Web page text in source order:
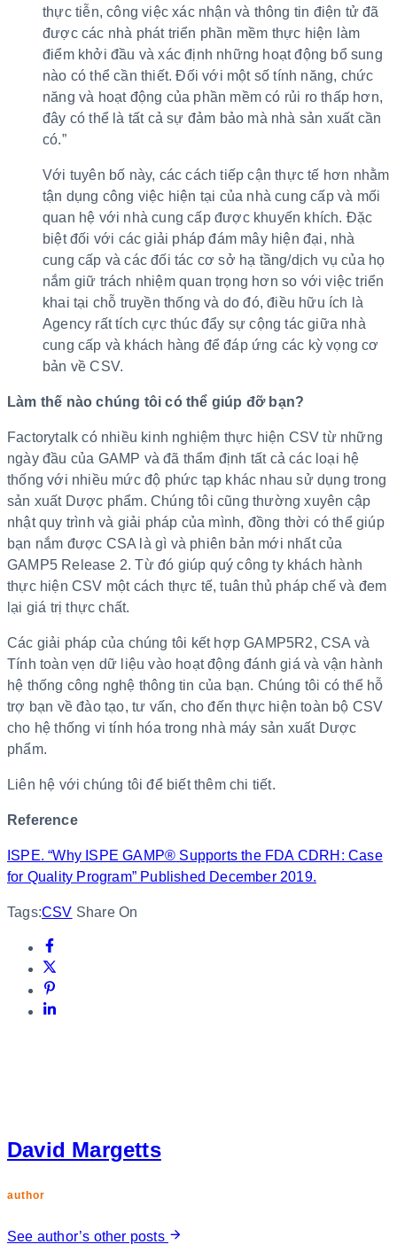
thực tiễn, công việc xác nhận và thông tin điện tử đã
được các nhà phát triển phần mềm thực hiện làm
điểm khởi đầu và xác định những hoạt động bổ sung
nào có thể cần thiết. Đối với một số tính năng, chức
năng và hoạt động của phần mềm có rủi ro thấp hơn,
đây có thể là tất cả sự đảm bảo mà nhà sản xuất cần
có.”
Với tuyên bố này, các cách tiếp cận thực tế hơn nhằm
tận dụng công việc hiện tại của nhà cung cấp và mối
quan hệ với nhà cung cấp được khuyến khích. Đặc
biệt đối với các giải pháp đám mây hiện đại, nhà
cung cấp và các đối tác cơ sở hạ tầng/dịch vụ của họ
nắm giữ trách nhiệm quan trọng hơn so với việc triển
khai tại chỗ truyền thống và do đó, điều hữu ích là
Agency rất tích cực thúc đẩy sự cộng tác giữa nhà
cung cấp và khách hàng để đáp ứng các kỳ vọng cơ
bản về CSV.
Làm thế nào chúng tôi có thể giúp đỡ bạn?
Factorytalk có nhiều kinh nghiệm thực hiện CSV từ những
ngày đầu của GAMP và đã thẩm định tất cả các loại hệ
thống với nhiều mức độ phức tạp khác nhau sử dụng trong
sản xuất Dược phẩm. Chúng tôi cũng thường xuyên cập
nhật quy trình và giải pháp của mình, đồng thời có thể giúp
bạn nắm được CSA là gì và phiên bản mới nhất của
GAMP5 Release 2. Từ đó giúp quý công ty khách hành
thực hiện CSV một cách thực tế, tuân thủ pháp chế và đem
lại giá trị thực chất.
Các giải pháp của chúng tôi kết hợp GAMP5R2, CSA và
Tính toàn vẹn dữ liệu vào hoạt động đánh giá và vận hành
hệ thống công nghệ thông tin của bạn. Chúng tôi có thể hỗ
trợ bạn về đào tạo, tư vấn, cho đến thực hiện toàn bộ CSV
cho hệ thống vi tính hóa trong nhà máy sản xuất Dược
phẩm.
Liên hệ với chúng tôi để biết thêm chi tiết.
Reference
ISPE. “Why ISPE GAMP® Supports the FDA CDRH: Case
for Quality Program” Published December 2019.
Tags:CSV Share On
David Margetts
author
See author’s other posts